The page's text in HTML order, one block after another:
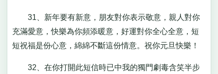
31、新年要有新意，朋友對你表示敬意，親人對你
充滿愛意，快樂為你頻添暖意，好運對你全心全意，短
短祝福是份心意，綿綿不斷這份情意。祝你元旦快樂！
32、在你打開此短信時已中我的獨門劇毒含笑半步